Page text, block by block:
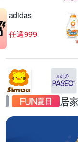
adidas
任選999
居